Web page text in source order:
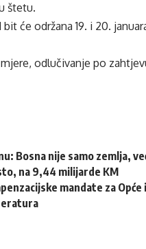
štetu.
će održana 19. i 20.
odlučivanje po
Bosna nije samo zemlja,
na 9,44 milijarde KM
mandate za Opće